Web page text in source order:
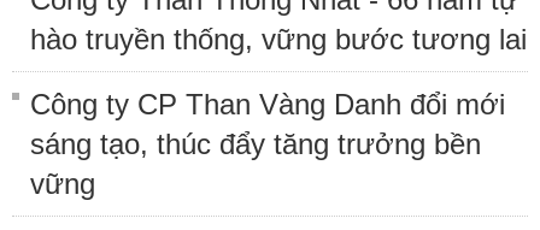
hào truyền thống, vững bước tương lai
Công ty CP Than Vàng Danh đổi mới
sáng tạo, thúc đẩy tăng trưởng bền
vững